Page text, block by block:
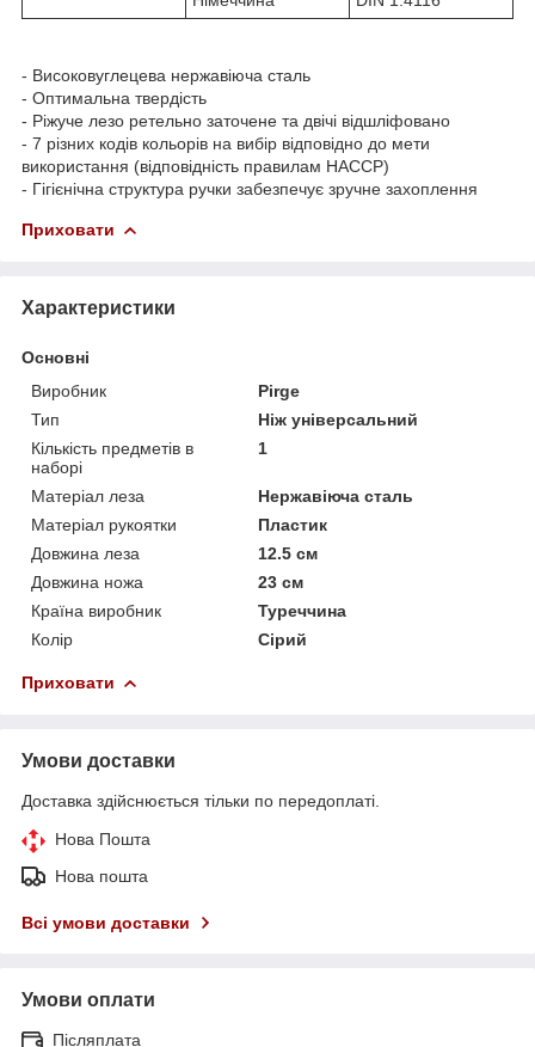
- Високовуглецева нержавіюча сталь
- Оптимальна твердість
- Ріжуче лезо ретельно заточене та двічі відшліфовано
- 7 різних кодів кольорів на вибір відповідно до мети
використання (відповідність правилам НАССР)
- Гігієнічна структура ручки забезпечує зручне захоплення
Приховати
Характеристики
Основні
Виробник
Pirge
Тип
Ніж універсальний
Кількість предметів в
наборі
1
Матеріал леза
Нержавіюча сталь
Матеріал рукоятки
Пластик
Довжина леза
12.5 см
Довжина ножа
23 см
Країна виробник
Туреччина
Колір
Сірий
Приховати
Умови доставки
Доставка здійснюється тільки по передоплаті.
Нова Пошта
Нова пошта
Всі умови доставки
Умови оплати
Післяплата